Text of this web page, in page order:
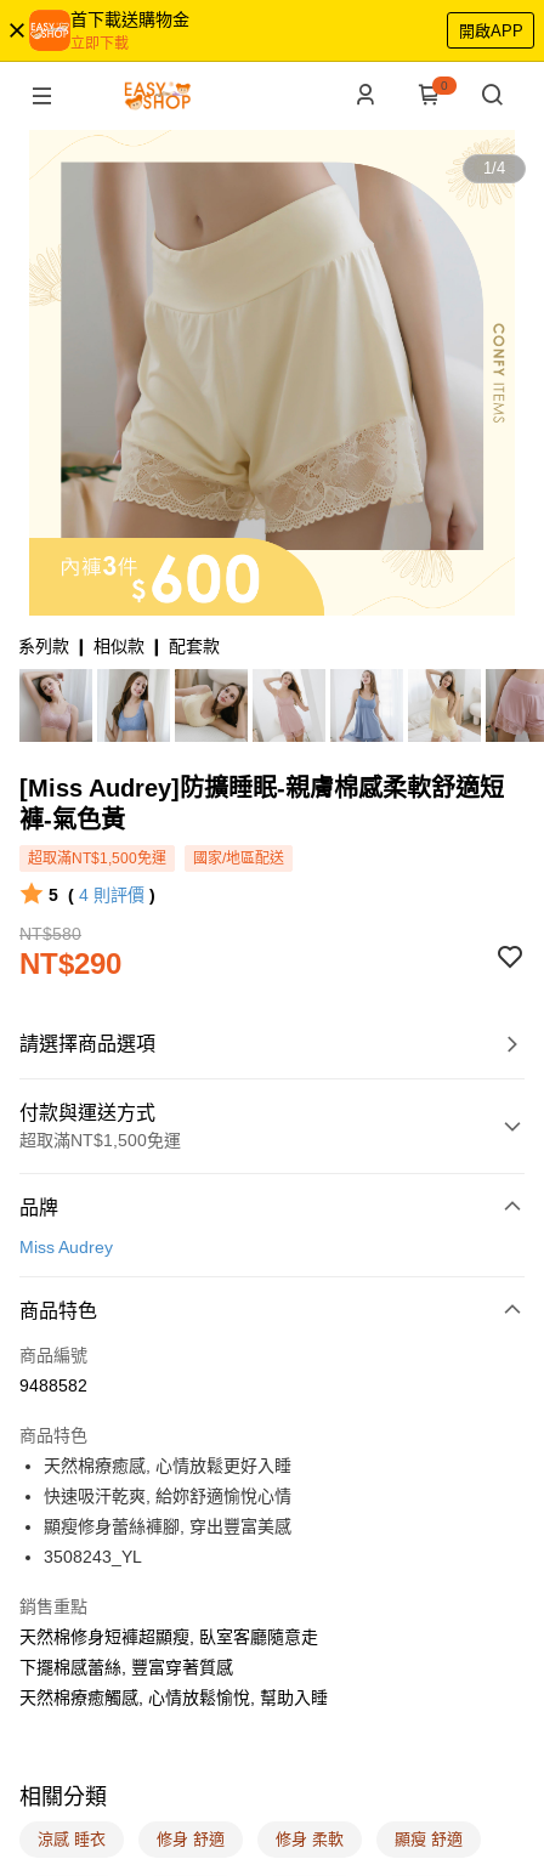
首下載送購物金
立即下載
開啟APP
0
1/4
系列款 ❙ 相似款 ❙ 配套款
[Miss Audrey]防擴睡眠-親膚棉感柔軟舒適短
褲-氣色黃
超取滿NT$1,500免運 國家/地區配送
5 ( 4 則評價 )
NT$580
NT$290
請選擇商品選項
付款與運送方式
超取滿NT$1,500免運
信用卡一次付款
LINE Pay
Apple Pay
Google Pay
全支付
全盈+PAY
相關說明
【關於「AFTEE先享後付」】
AFTEE先享後付是「在收到商品之後才付款」的支付方式。 讓您購物簡單
１．簡單：不需註冊會員、不需綁卡、不需儲值。
【「AFTEE先享後付」結帳流程】
結帳頁面，進行簡訊認證並確認金額後，即可完成結帳。
ATM付款
每筆NT$100，滿NT$1,500(含以上)免運費
付款後全家取貨
品牌
Miss Audrey
商品特色
商品編號
9488582
商品特色
天然棉療癒感, 心情放鬆更好入睡
快速吸汗乾爽, 給妳舒適愉悅心情
顯瘦修身蕾絲褲腳, 穿出豐富美感
3508243_YL
銷售重點
天然棉修身短褲超顯瘦, 臥室客廳隨意走
下擺棉感蕾絲, 豐富穿著質感
天然棉療癒觸感, 心情放鬆愉悅, 幫助入睡
相關分類
涼感 睡衣 修身 舒適 修身 柔軟 顯瘦 舒適